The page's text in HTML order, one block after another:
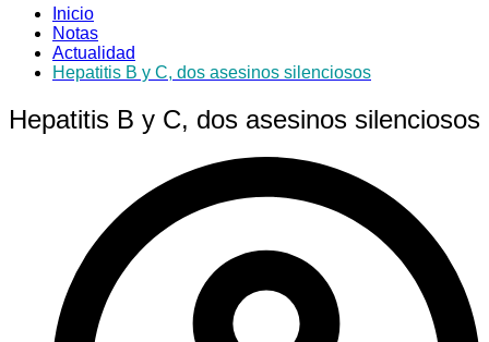
Inicio
Notas
Actualidad
Hepatitis B y C, dos asesinos silenciosos
Hepatitis B y C, dos asesinos silenciosos